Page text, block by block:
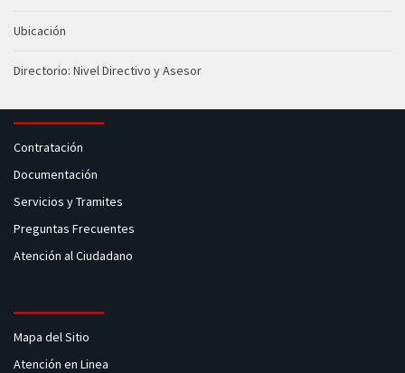
Ubicación
Directorio: Nivel Directivo y Asesor
Contratación
Documentación
Servicios y Tramites
Preguntas Frecuentes
Atención al Ciudadano
Mapa del Sitio
Atención en Linea